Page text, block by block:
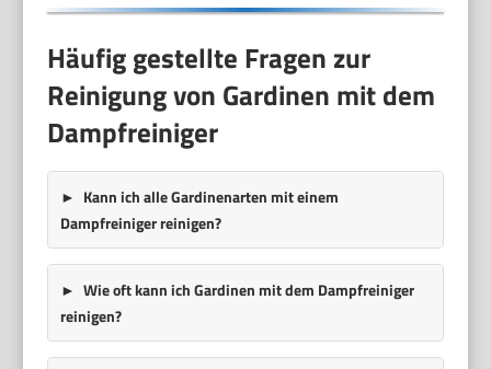
Häufig gestellte Fragen zur
Reinigung von Gardinen mit dem
Dampfreiniger
Kann ich alle Gardinenarten mit einem
Dampfreiniger reinigen?
Wie oft kann ich Gardinen mit dem Dampfreiniger
reinigen?